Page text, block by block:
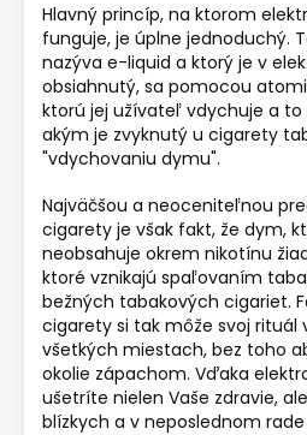
Hlavný princíp, na ktorom
funguje, je úplne jednoduchý.
nazýva e-liquid a ktorý je v
obsiahnutý, sa pomocou
ktorú jej užívateľ vdychuje a
akým je zvyknutý u cigarety
"vdychovaniu dymu".
Najväčšou a neoceniteľnou
cigarety je však fakt, že dym,
neobsahuje okrem nikotínu
ktoré vznikajú spaľovaním
bežných tabakových cigariet.
cigarety si tak môže svoj
všetkých miestach, bez toho
okolie zápachom. Vďaka
ušetríte nielen Vaše zdravie,
blízkych a v neposlednom